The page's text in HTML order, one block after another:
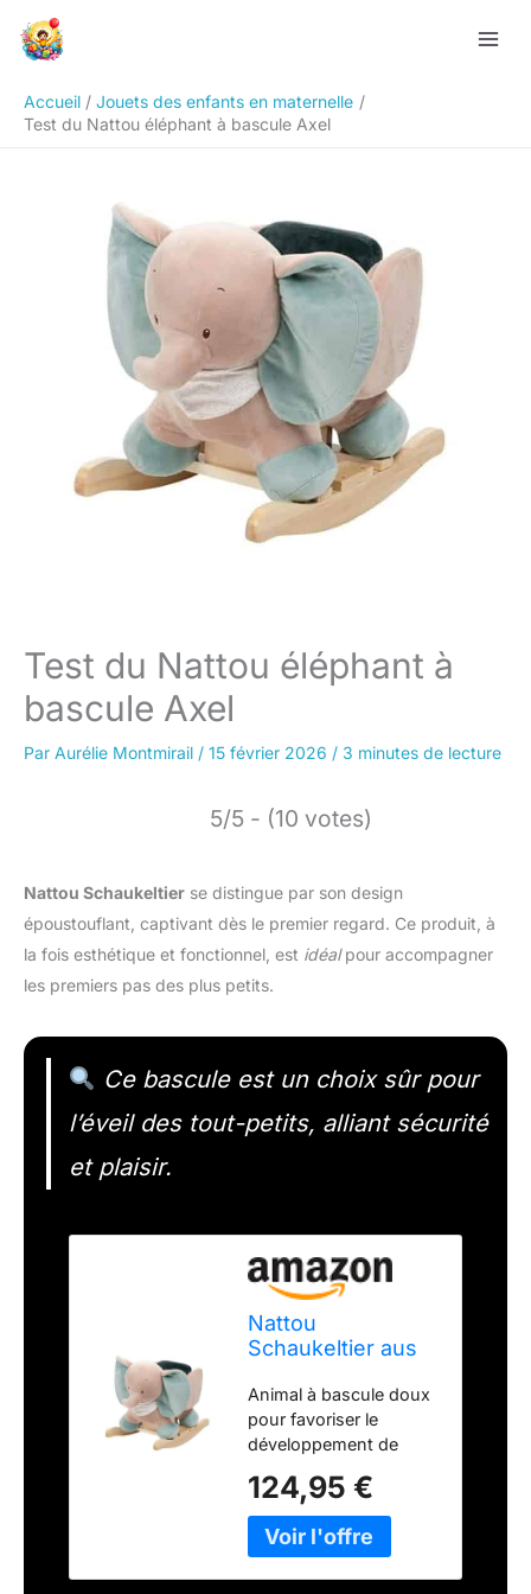
Accueil
Jouets des enfants en maternelle
Test du Nattou éléphant à bascule Axel
Test du Nattou éléphant à
bascule Axel
Par Aurélie Montmirail / 15 février 2026 / 3 minutes de lecture
5/5 - (10 votes)
Nattou Schaukeltier se distingue par son design
époustouflant, captivant dès le premier regard. Ce produit, à
la fois esthétique et fonctionnel, est idéalpour accompagner
les premiers pas des plus petits.
Ce bascule est un choix sûr pour
l’éveil des tout-petits, alliant sécurité
et plaisir.
Nattou
Schaukeltier aus
(Frottee), Elefant
Axel, 63 x 33 x 45
cm, Luna und
Axel, Grün/Beige
Animal à bascule doux
pour favoriser le
développement de
ludique, Cadeau idéal
pour un premier
anniversaire, Adapté de
124,95 €
Rechercher